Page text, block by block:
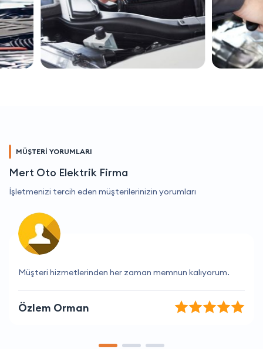
MÜŞTERİ YORUMLARI
Mert Oto Elektrik Firma
İşletmenizi tercih eden müşterilerinizin yorumları
Fiyatlar uygun ve hizmet kaliteli.
Yaren Kurt